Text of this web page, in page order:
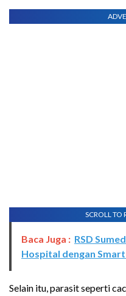
SCROLL TO
Baca Juga : RSD
Hospital dengan
Selain itu, parasit seperti